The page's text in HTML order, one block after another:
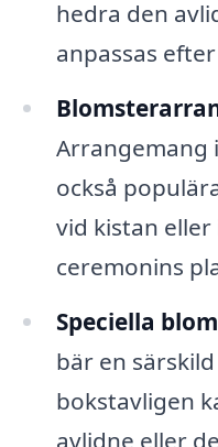
hedra den
anpassas
Arrangemang
också
vid kistan
ceremonins
Speciella
bär en
bokstavligen
avlidne eller